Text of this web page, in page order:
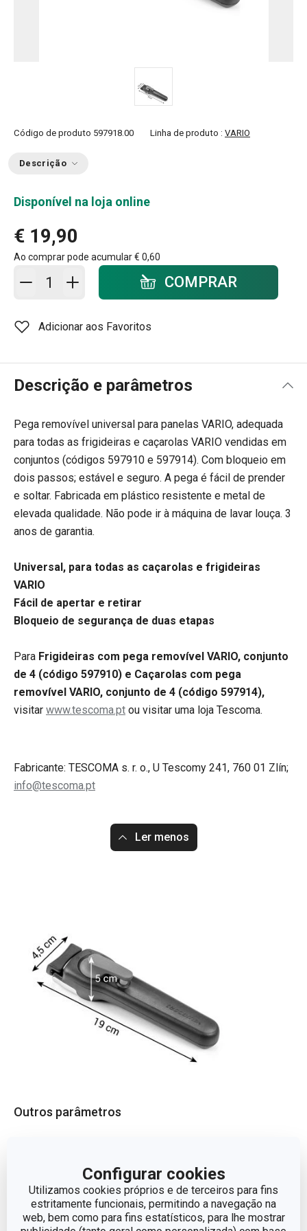
Configurar cookies
Utilizamos cookies próprios e de terceiros para fins
estritamente funcionais, permitindo a navegação na
web, bem como para fins estatísticos, para lhe mostrar
Código de produto 597918.00 Linha de produto : VARIO
Descrição
Disponível na loja online
€ 19,90
Ao comprar pode acumular€ 0,60
Adicionar ao carrinho - quantidadeCOMPRAR
Adicionar aos Favoritos
Descrição e parâmetros
Pega removível universal para panelas VARIO, adequada
para todas as frigideiras e caçarolas VARIO vendidas em
conjuntos (códigos 597910 e 597914). Com bloqueio em
dois passos; estável e seguro. A pega é fácil de prender
e soltar. Fabricada em plástico resistente e metal de
elevada qualidade. Não pode ir à máquina de lavar louça. 3
anos de garantia.
Universal, para todas as caçarolas e frigideiras
VARIO
Fácil de apertar e retirar
Bloqueio de segurança de duas etapas
Para Frigideiras com pega removível VARIO, conjunto
de 4 (código 597910) e Caçarolas com pega
removível VARIO, conjunto de 4 (código 597914),
visitar www.tescoma.pt ou visitar uma loja Tescoma.
Fabricante: TESCOMA s. r. o., U Tescomy 241, 760 01 Zlín;
info@tescoma.pt
Ler menos
Outros parâmetros
CORES Preto
EAN 8592973121131